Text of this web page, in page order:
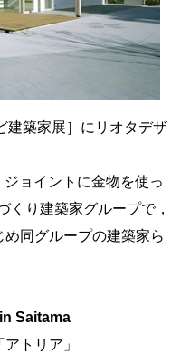
建築家展］にリオタデザ
ョイントに金物を使っ
くり建築家グループで，
同グループの建築家ら
Saitama
トリア」